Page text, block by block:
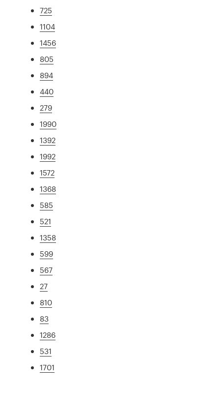
725
1104
1456
805
894
440
279
1990
1392
1992
1572
1368
585
521
1358
599
567
27
810
83
1286
531
1701